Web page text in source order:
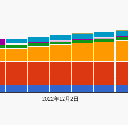
2022年12月2日